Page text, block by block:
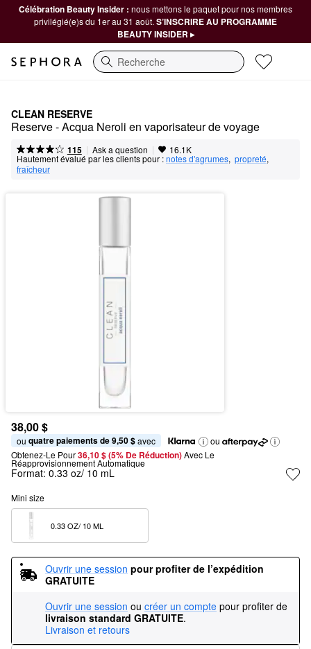
Célébration Beauty Insider : nous mettons le paquet pour nos membres
privilégié(e)s du 1er au 31 août. S’INSCRIRE AU PROGRAMME
BEAUTY INSIDER ▸
Recherche
CLEAN RESERVE
Reserve - Acqua Neroli en vaporisateur de voyage
115 | Ask a question | 16.1K
Hautement évalué par les clients pour :notes d'agrumes, propreté,
fraîcheur
38,00 $
ou quatre paiements de 9,50 $ avec
ou
Obtenez-Le Pour36,10 $ (5% De Réduction) Avec Le
Réapprovisionnement Automatique
Format: 0.33 oz/ 10 mL
Mini size
Ouvrir une session pour profiter de l’expédition
GRATUITE
Ouvrir une session ou créer un compte pour profiter de
livraison standard GRATUITE.
Livraison et retours